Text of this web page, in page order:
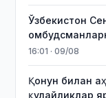
Ўзбекистон
16:01 · 09/08
Қонун билан
қулайликлар